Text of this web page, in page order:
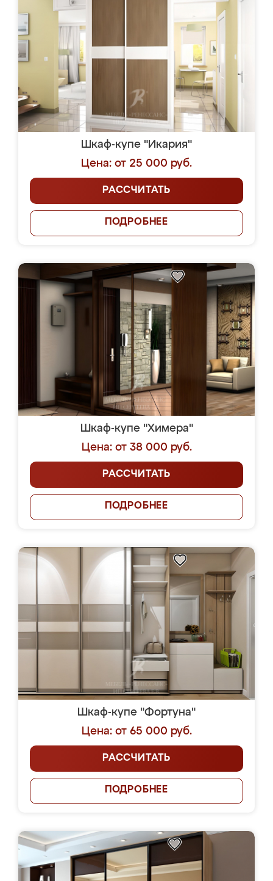
Шкаф-купе "Икария"
Цена: от 25 000 руб.
РАССЧИТАТЬ
ПОДРОБНЕЕ
Шкаф-купе "Химера"
Цена: от 38 000 руб.
РАССЧИТАТЬ
ПОДРОБНЕЕ
Шкаф-купе "Фортуна"
Цена: от 65 000 руб.
РАССЧИТАТЬ
ПОДРОБНЕЕ